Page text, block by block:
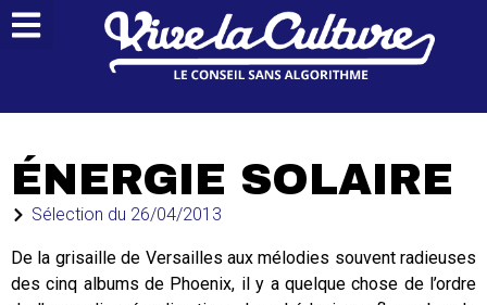
ÉNERGIE SOLAIRE
Sélection du 26/04/2013
De la grisaille de Versailles aux mélodies souvent radieuses
des cinq albums de Phoenix, il y a quelque chose de l’ordre